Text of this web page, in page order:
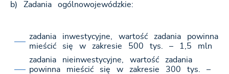
b) Zadania ogólnowojewódzkie:
zadania inwestycyjne, wartość zadania powinna
mieścić się w zakresie 500 tys. – 1,5 mln
zadania nieinwestycyjne, wartość zadania
powinna mieścić się w zakresie 300 tys. –